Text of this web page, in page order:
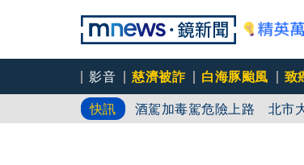
影音 慈濟被詐 白海豚颱風 致
快訊
文博驚見百萬《龍藏經》
酒駕加毒駕危險上路 北市